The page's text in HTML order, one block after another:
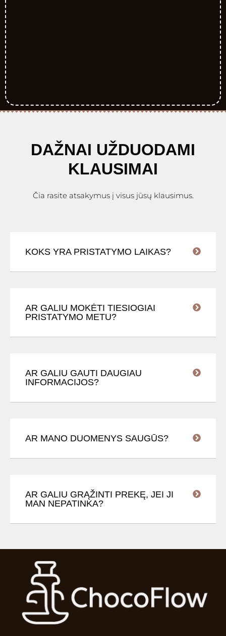
DAŽNAI UŽDUODAMI
KLAUSIMAI
Čia rasite atsakymus į visus jūsų klausimus.
KOKS YRA PRISTATYMO LAIKAS?
AR GALIU MOKĖTI TIESIOGIAI
PRISTATYMO METU?
AR GALIU GAUTI DAUGIAU
INFORMACIJOS?
AR MANO DUOMENYS SAUGŪS?
AR GALIU GRĄŽINTI PREKĘ, JEI JI
MAN NEPATINKA?